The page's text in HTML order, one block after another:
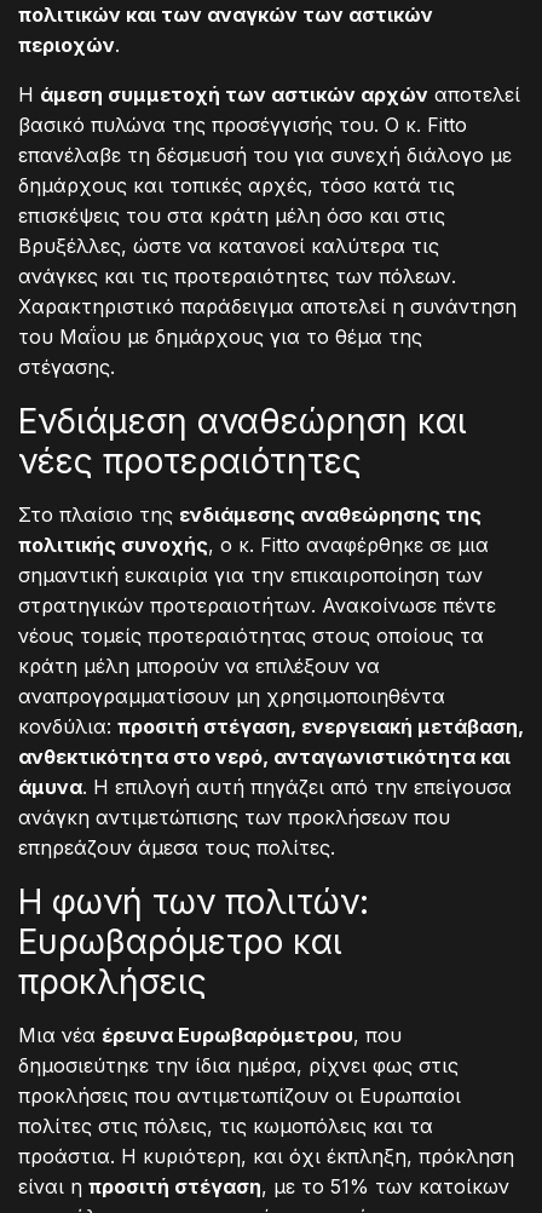
πολιτικών και των αναγκών των αστικών
περιοχών.
Η άμεση συμμετοχή των αστικών αρχών αποτελεί
βασικό πυλώνα της προσέγγισής του. Ο κ. Fitto
επανέλαβε τη δέσμευσή του για συνεχή διάλογο με
δημάρχους και τοπικές αρχές, τόσο κατά τις
επισκέψεις του στα κράτη μέλη όσο και στις
Βρυξέλλες, ώστε να κατανοεί καλύτερα τις
ανάγκες και τις προτεραιότητες των πόλεων.
Χαρακτηριστικό παράδειγμα αποτελεί η συνάντηση
του Μαΐου με δημάρχους για το θέμα της
στέγασης.
Ενδιάμεση αναθεώρηση και
νέες προτεραιότητες
Στο πλαίσιο της ενδιάμεσης αναθεώρησης της
πολιτικής συνοχής, ο κ. Fitto αναφέρθηκε σε μια
σημαντική ευκαιρία για την επικαιροποίηση των
στρατηγικών προτεραιοτήτων. Ανακοίνωσε πέντε
νέους τομείς προτεραιότητας στους οποίους τα
κράτη μέλη μπορούν να επιλέξουν να
αναπρογραμματίσουν μη χρησιμοποιηθέντα
κονδύλια: προσιτή στέγαση, ενεργειακή μετάβαση,
ανθεκτικότητα στο νερό, ανταγωνιστικότητα και
άμυνα. Η επιλογή αυτή πηγάζει από την επείγουσα
ανάγκη αντιμετώπισης των προκλήσεων που
επηρεάζουν άμεσα τους πολίτες.
Η φωνή των πολιτών:
Ευρωβαρόμετρο και
προκλήσεις
Μια νέα έρευνα Ευρωβαρόμετρου, που
δημοσιεύτηκε την ίδια ημέρα, ρίχνει φως στις
προκλήσεις που αντιμετωπίζουν οι Ευρωπαίοι
πολίτες στις πόλεις, τις κωμοπόλεις και τα
προάστια. Η κυριότερη, και όχι έκπληξη, πρόκληση
είναι η προσιτή στέγαση, με το 51% των κατοίκων